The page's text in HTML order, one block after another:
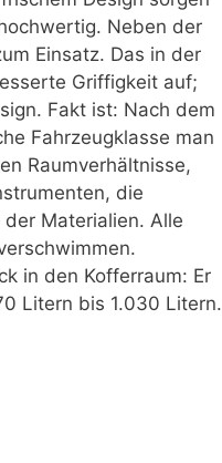
Neben der
Einsatz. Das in der
Griffigkeit auf;
Fakt ist: Nach dem
Fahrzeugklasse man
Raumverhältnisse,
die
Materialien. Alle
in den Kofferraum: Er
Litern bis 1.030 Litern.